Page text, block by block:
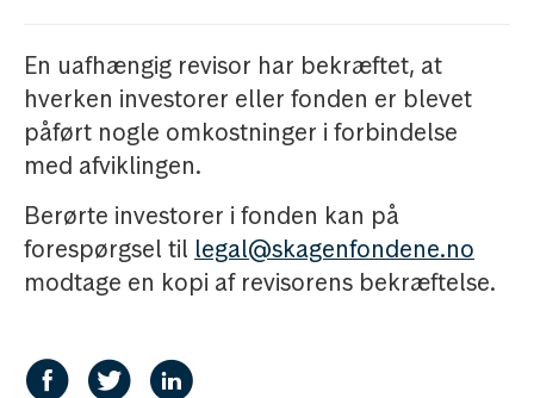
En uafhængig revisor har bekræftet, at
hverken investorer eller fonden er blevet
påført nogle omkostninger i forbindelse
med afviklingen.
Berørte investorer i fonden kan på
forespørgsel til legal@skagenfondene.no
modtage en kopi af revisorens bekræftelse.